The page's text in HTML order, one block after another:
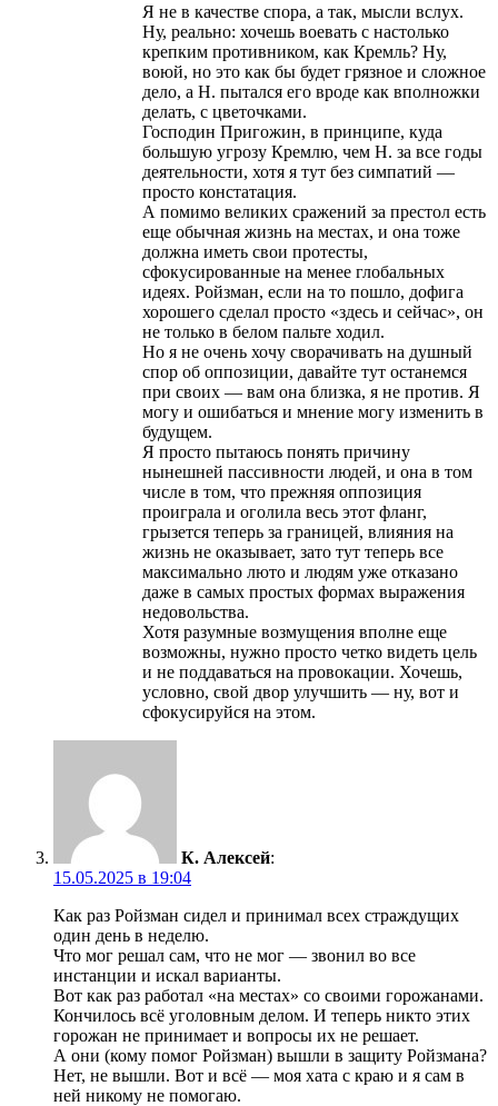
Я не в качестве спора, а так, мысли вслух.
Ну, реально: хочешь воевать с настолько
крепким противником, как Кремль? Ну,
воюй, но это как бы будет грязное и сложное
дело, а Н. пытался его вроде как вполножки
делать, с цветочками.
Господин Пригожин, в принципе, куда
большую угрозу Кремлю, чем Н. за все годы
деятельности, хотя я тут без симпатий —
просто констатация.
А помимо великих сражений за престол есть
еще обычная жизнь на местах, и она тоже
должна иметь свои протесты,
сфокусированные на менее глобальных
идеях. Ройзман, если на то пошло, дофига
хорошего сделал просто «здесь и сейчас», он
не только в белом пальте ходил.
Но я не очень хочу сворачивать на душный
спор об оппозиции, давайте тут останемся
при своих — вам она близка, я не против. Я
могу и ошибаться и мнение могу изменить в
будущем.
Я просто пытаюсь понять причину
нынешней пассивности людей, и она в том
числе в том, что прежняя оппозиция
проиграла и оголила весь этот фланг,
грызется теперь за границей, влияния на
жизнь не оказывает, зато тут теперь все
максимально люто и людям уже отказано
даже в самых простых формах выражения
недовольства.
Хотя разумные возмущения вполне еще
возможны, нужно просто четко видеть цель
и не поддаваться на провокации. Хочешь,
условно, свой двор улучшить — ну, вот и
сфокусируйся на этом.
К. Алексей:
15.05.2025 в 19:04
Как раз Ройзман сидел и принимал всех страждущих
один день в неделю.
Что мог решал сам, что не мог — звонил во все
инстанции и искал варианты.
Вот как раз работал «на местах» со своими горожанами.
Кончилось всё уголовным делом. И теперь никто этих
горожан не принимает и вопросы их не решает.
А они (кому помог Ройзман) вышли в защиту Ройзмана?
Нет, не вышли. Вот и всё — моя хата с краю и я сам в
ней никому не помогаю.